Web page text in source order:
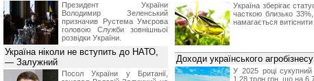
Україна зберігає
часткою близько
намагається витіснити
Доходи українського
У 2025 році сукупний
1,28 трлн грн, що на
Президент України
Володимир Зеленський
призначив Pустема Умєрова
головою Служби зовнішньої
розвідки України.
Україна ніколи не вступить до НАТО,
— Залужний
Посол України у Британії,